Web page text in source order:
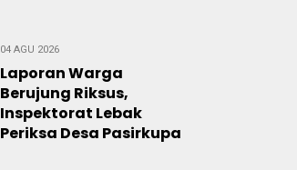
04 AGU 2026
Laporan Warga
Berujung Riksus,
Inspektorat Lebak
Periksa Desa Pasirkupa